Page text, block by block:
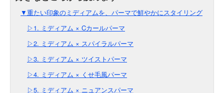
▼重たい印象のミディアムを、パーマで鮮やかにスタイリング
▷1. ミディアム × Cカールパーマ
▷2. ミディアム × スパイラルパーマ
▷3. ミディアム × ツイストパーマ
▷4. ミディアム × くせ毛風パーマ
▷5. ミディアム × ニュアンスパーマ